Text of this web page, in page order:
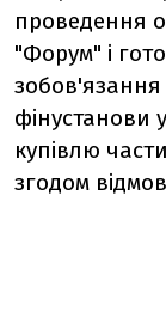
проведення
"Форум" і
фінустанови
купівлю
згодом